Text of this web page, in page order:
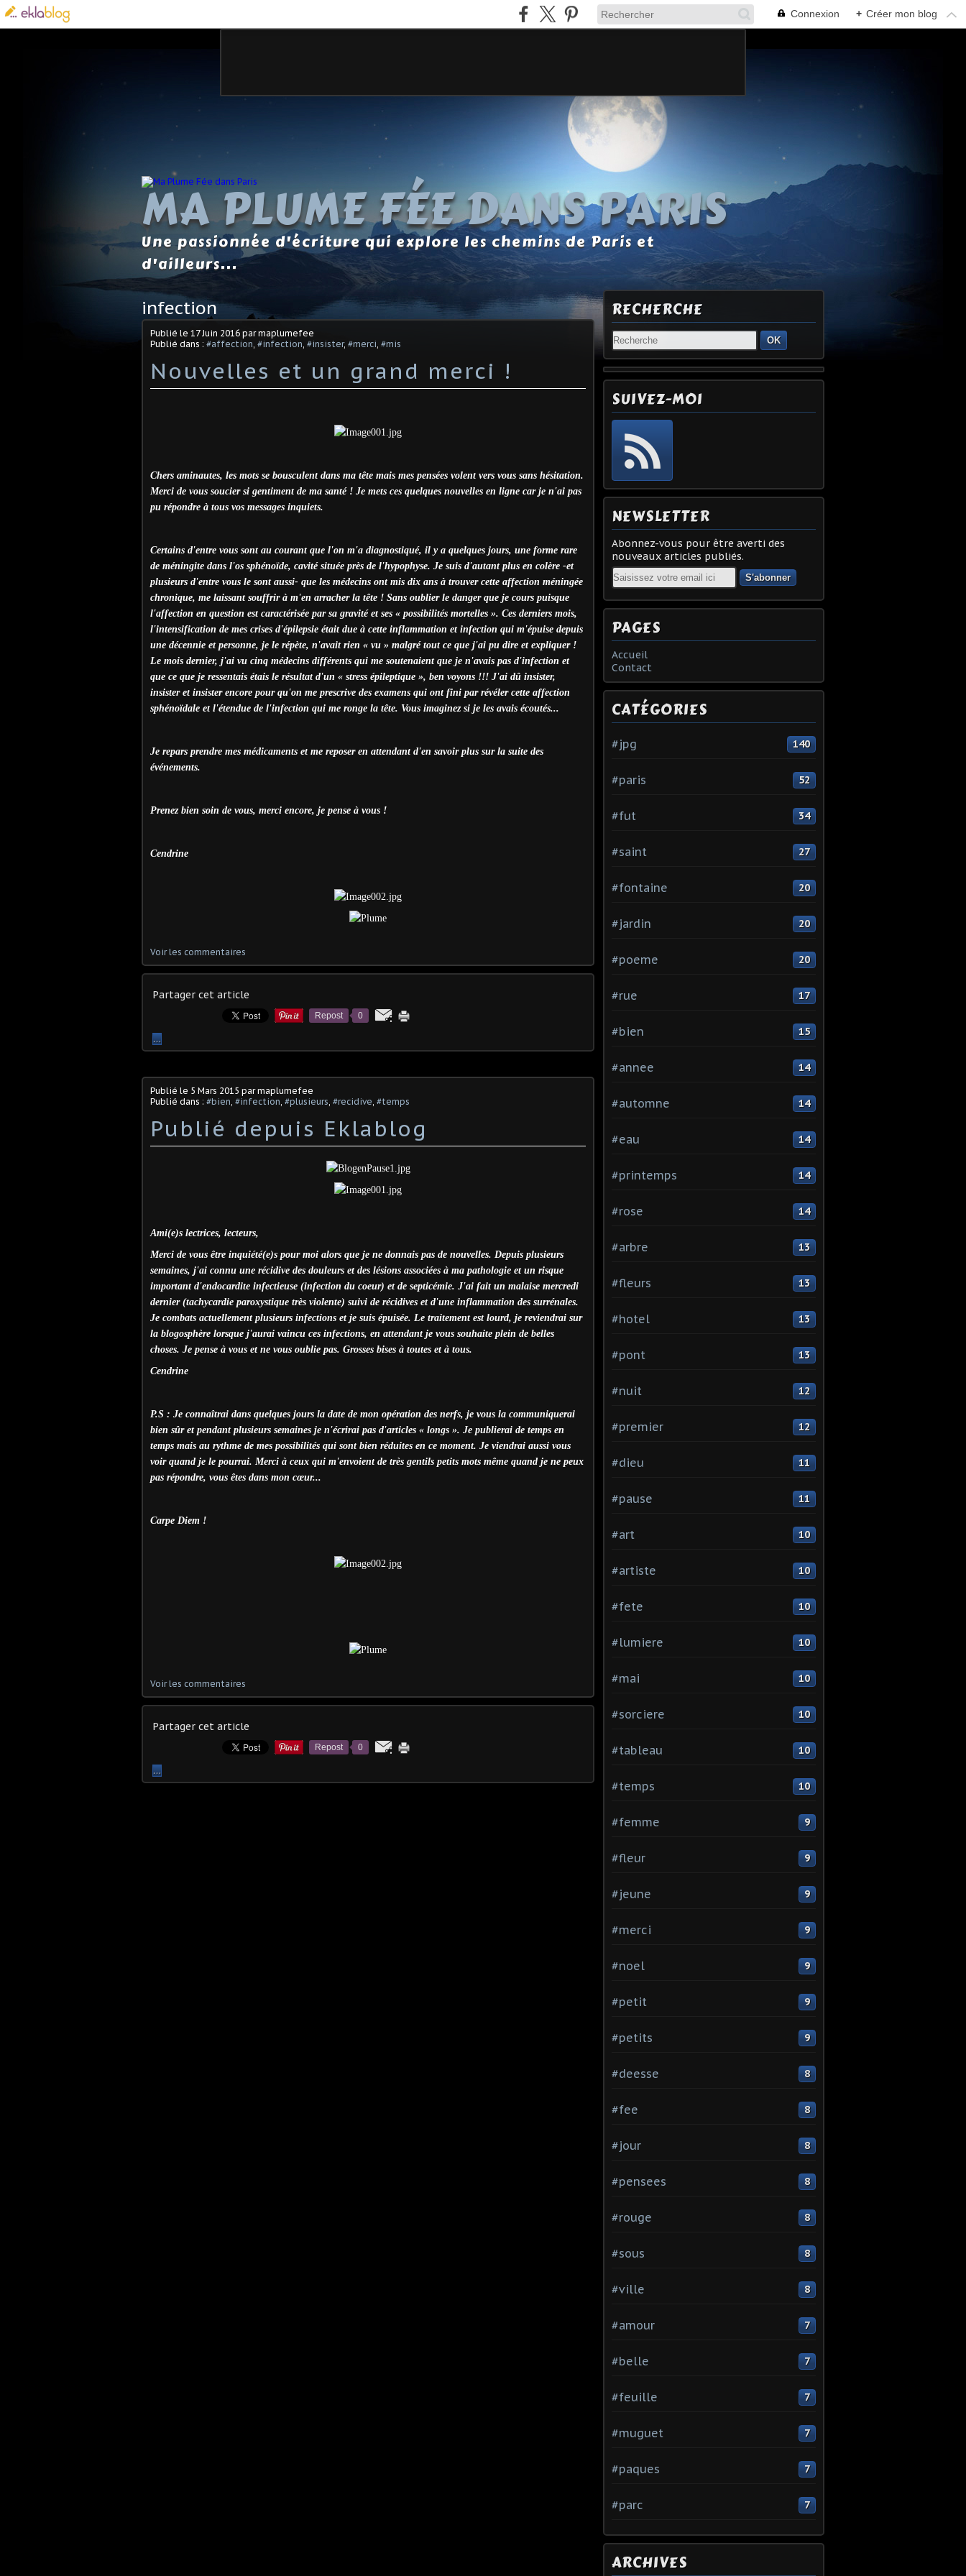
Connexion + Créer mon blog
MA PLUME FÉE DANS PARIS
Une passionnée d'écriture qui explore les chemins de Paris et
d'ailleurs...
infection
Publié le 17 Juin 2016 par maplumefee
Publié dans : #affection #infection #insister, #merci #mis
Nouvelles et un grand merci !
Chers aminautes, les mots se bousculent dans ma tête mais mes pensées volent vers vous sans hésitation.
Merci de vous soucier si gentiment de ma santé ! Je mets ces quelques nouvelles en ligne car je n'ai pas
pu répondre à tous vos messages inquiets.
Certains d'entre vous sont au courant que l'on m'a diagnostiqué, il y a quelques jours, une forme rare
de méningite dans l'os sphénoïde, cavité située près de l'hypophyse. Je suis d'autant plus en colère -et
plusieurs d'entre vous le sont aussi- que les médecins ont mis dix ans à trouver cette affection méningée
chronique, me laissant souffrir à m'en arracher la tête ! Sans oublier le danger que je cours puisque
l'affection en question est caractérisée par sa gravité et ses « possibilités mortelles ». Ces derniers mois,
l'intensification de mes crises d'épilepsie était due à cette inflammation et infection qui m'épuise depuis
une décennie et personne, je le répète, n'avait rien « vu » malgré tout ce que j'ai pu dire et expliquer !
Le mois dernier, j'ai vu cinq médecins différents qui me soutenaient que je n'avais pas d'infection et
que ce que je ressentais étais le résultat d'un « stress épileptique », ben voyons !!! J'ai dû insister,
insister et insister encore pour qu'on me prescrive des examens qui ont fini par révéler cette affection
sphénoïdale et l'étendue de l'infection qui me ronge la tête. Vous imaginez si je les avais écoutés...
Je repars prendre mes médicaments et me reposer en attendant d'en savoir plus sur la suite des
événements.
Prenez bien soin de vous, merci encore, je pense à vous !
Cendrine
Voir les commentaires
Partager cet article
Repost 0
…
Publié le 5 Mars 2015 par maplumefee
Publié dans : #bien #infection #plusieurs #recidive #temps
Publié depuis Eklablog
Ami(e)s lectrices, lecteurs,
Merci de vous être inquiété(e)s pour moi alors que je ne donnais pas de nouvelles. Depuis plusieurs
semaines, j'ai connu une récidive des douleurs et des lésions associées à ma pathologie et un risque
important d'endocardite infectieuse (infection du coeur) et de septicémie. J'ai fait un malaise mercredi
dernier (tachycardie paroxystique très violente) suivi de récidives et d'une inflammation des surrénales.
Je combats actuellement plusieurs infections et je suis épuisée. Le traitement est lourd, je reviendrai sur
la blogosphère lorsque j'aurai vaincu ces infections, en attendant je vous souhaite plein de belles
choses. Je pense à vous et ne vous oublie pas. Grosses bises à toutes et à tous.
Cendrine
P.S : Je connaîtrai dans quelques jours la date de mon opération des nerfs, je vous la communiquerai
bien sûr et pendant plusieurs semaines je n'écrirai pas d'articles « longs ». Je publierai de temps en
temps mais au rythme de mes possibilités qui sont bien réduites en ce moment. Je viendrai aussi vous
voir quand je le pourrai. Merci à ceux qui m'envoient de très gentils petits mots même quand je ne peux
pas répondre, vous êtes dans mon cœur...
Carpe Diem !
Voir les commentaires
Partager cet article
Repost 0
…
RECHERCHE
OK
SUIVEZ-MOI
NEWSLETTER
Abonnez-vous pour être averti des
nouveaux articles publiés.
Email
PAGES
Accueil
Contact
CATÉGORIES
#jpg 140
#paris 52
#fut 34
#saint 27
#fontaine 20
#jardin 20
#poeme 20
#rue 17
#bien 15
#annee 14
#automne 14
#eau 14
#printemps 14
#rose 14
#arbre 13
#fleurs 13
#hotel 13
#pont 13
#nuit 12
#premier 12
#dieu 11
#pause 11
#art 10
#artiste 10
#fete 10
#lumiere 10
#mai 10
#sorciere 10
#tableau 10
#temps 10
#femme 9
#fleur 9
#jeune 9
#merci 9
#noel 9
#petit 9
#petits 9
#deesse 8
#fee 8
#jour 8
#pensees 8
#rouge 8
#sous 8
#ville 8
#amour 7
#belle 7
#feuille 7
#muguet 7
#paques 7
#parc 7
ARCHIVES